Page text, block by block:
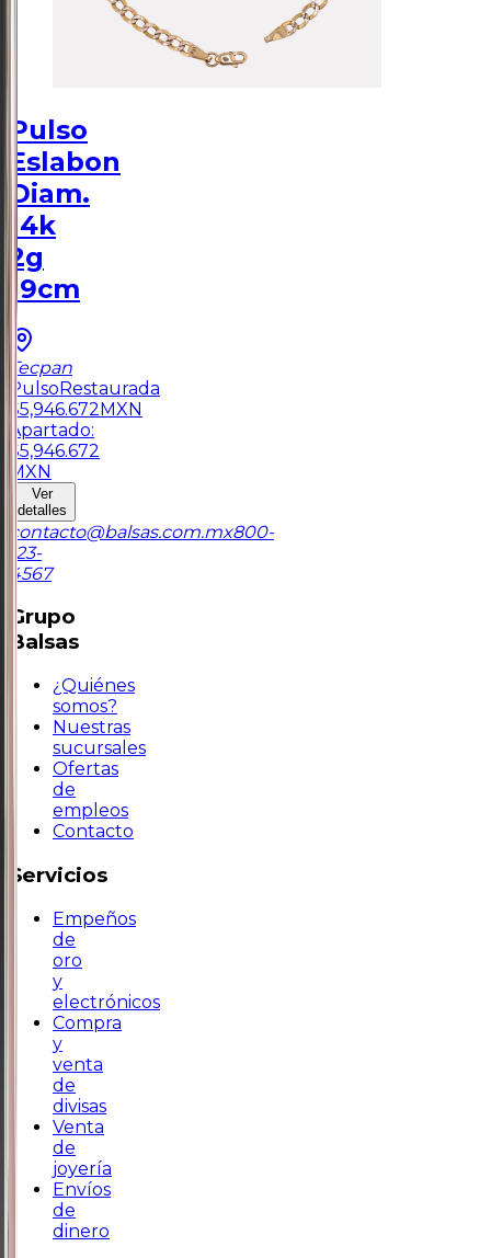
Pulso
Eslabon
Diam.
14k
2g
19cm
Tecpan
PulsoRestaurada
$5,946.672MXN
Apartado:
$5,946.672
MXN
Ver
detalles
contacto@balsas.com.mx800-
123-
4567
Grupo
Balsas
¿Quiénes
somos?
Nuestras
sucursales
Ofertas
de
empleos
Contacto
Servicios
Empeños
de
oro
y
electrónicos
Compra
y
venta
de
divisas
Venta
de
joyería
Envíos
de
dinero